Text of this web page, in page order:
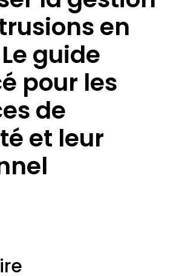
en
guide
pour les
de
et leur